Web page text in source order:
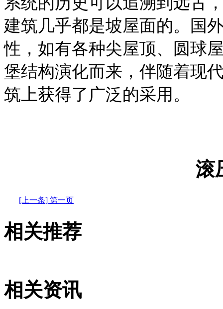
建筑几乎都是坡屋面的。国
性，如有各种尖屋顶、圆球
堡结构演化而来，伴随着现
筑上获得了广泛的采用。
滚
[上一条] 第一页
相关推荐
相关资讯